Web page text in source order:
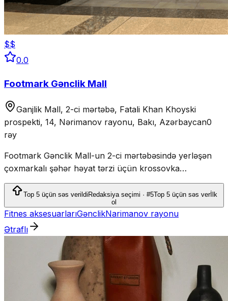
$$
0.0
Footmark Gənclik Mall
Ganjlik Mall, 2-ci mərtəbə, Fatali Khan Khoyski
prospekti, 14, Nərimanov rayonu, Bakı, Azərbaycan0
rəy
Footmark Gənclik Mall-un 2-ci mərtəbəsində yerləşən
çoxmarkalı şəhər həyat tərzi üçün krossovka
mağazasıdır, idman-əsaslı geyim, aksessuarlar və
skeytbordlar təklif edir.
Top 5 üçün səs verildi Redaksiya seçimi · #5Top 5 üçün səs verİlk
ol
Fitnes aksesuarlarıGənclikNarimanov rayonu
Ətraflı